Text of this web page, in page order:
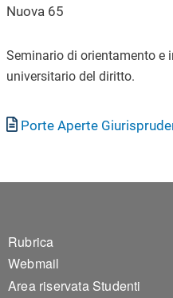
Nuova 65
Seminario di orientamento e
universitario del diritto.
Documento
Porte Aperte
Footer 1
Rubrica
Webmail
Area riservata Studenti